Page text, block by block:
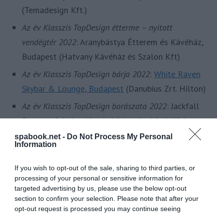
spabook.net - Do Not Process My Personal
Information
If you wish to opt-out of the sale, sharing to third parties, or
processing of your personal or sensitive information for
targeted advertising by us, please use the below opt-out
section to confirm your selection. Please note that after your
opt-out request is processed you may continue seeing
(Temadesign Kft.)
Az év Klasszis TopDesign étterme – nyitott
vendégtér 2022: Aranybástya Étterem és Kávéház,
Budapest (Hatvany Kávéház és Szalon Kft)
Az év Klasszis TopDesign bárja 2022: White Raven
Skybar & Lounge, Budapest (Danubius Zrt. Hilton)
Az év Klasszis TopDesign borászata 2022: Jackfall
Bormanufaktúra, Kisjakabfalva (Jackfall Kft.)
Az év Klasszis TopDesign kávézója 2022: Matild
Az év Klasszis TopDesign éttermi arculata 2022:
White Raven Skybar & Lounge, Budapest
(Danubius Zrt. Hilton)